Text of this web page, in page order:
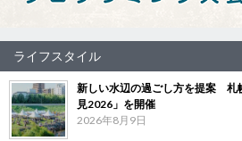
ライフスタイル
新しい水辺の過ごし方を提案 札
見2026」を開催
2026年8月9日